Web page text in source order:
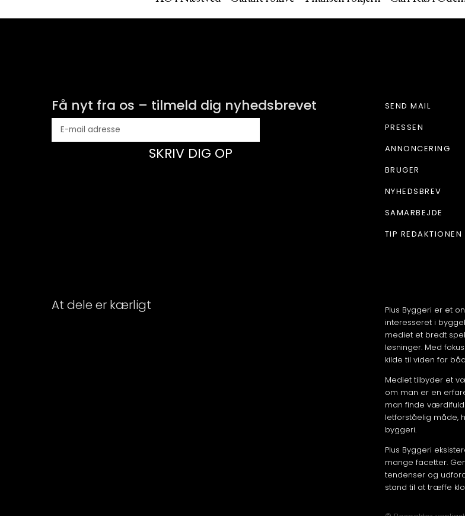
Få nyt fra os – tilmeld dig nyhedsbrevet
SKRIV DIG OP
Plus Byggeri er et
interesseret i
mediet et bredt
løsninger. Med
kilde til viden for
Mediet tilbyder et
om man er en
man finde
letforståelig måde,
byggeri.
Plus Byggeri
mange facetter.
tendenser og
stand til at træffe
At dele er kærligt
SEND MAIL
PRESSEN
ANNONCERING
BRUGER
NYHEDSBREV
SAMARBEJDE
TIP REDAKTIONEN